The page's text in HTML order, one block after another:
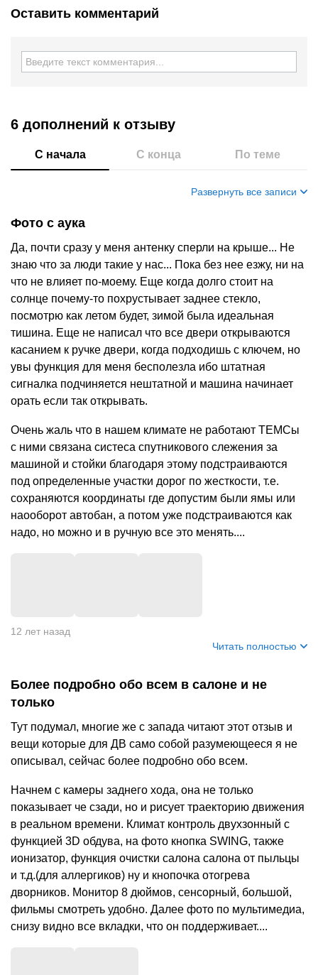
Оставить комментарий
6 дополнений к отзыву
С начала С конца По теме
Развернуть все записи
Фото с аука
Да, почти сразу у меня антенку сперли на крыше... Не
знаю что за люди такие у нас... Пока без нее езжу, ни на
что не влияет по-моему. Еще когда долго стоит на
солнце почему-то похрустывает заднее стекло,
посмотрю как летом будет, зимой была идеальная
тишина. Еще не написал что все двери открываются
касанием к ручке двери, когда подходишь с ключем, но
увы функция для меня бесполезла ибо штатная
сигналка подчиняется нештатной и машина начинает
орать если так открывать.
Очень жаль что в нашем климате не работают ТЕМСы
с ними связана систеса спутникового слежения за
машиной и стойки благодаря этому подстраиваются
под определенные участки дорог по жесткости, т.е.
сохраняются координаты где допустим были ямы или
наооборот автобан, а потом уже подстраиваются как
надо, но можно и в ручную все это менять....
12 лет назад
Читать полностью
Более подробно обо всем в салоне и не
только
Тут подумал, многие же с запада читают этот отзыв и
вещи которые для ДВ само собой разумеющееся я не
описывал, сейчас более подробно обо всем.
Начнем с камеры заднего хода, она не только
показывает че сзади, но и рисует траекторию движения
в реальном времени. Климат контроль двухзонный с
функцией 3D обдува, на фото кнопка SWING, также
ионизатор, функция очистки салона салона от пыльцы
и т.д.(для аллергиков) ну и кнопочка отогрева
дворников. Монитор 8 дюймов, сенсорный, большой,
фильмы смотреть удобно. Далее фото по мультимедиа,
снизу видно все вкладки, что он поддерживает....